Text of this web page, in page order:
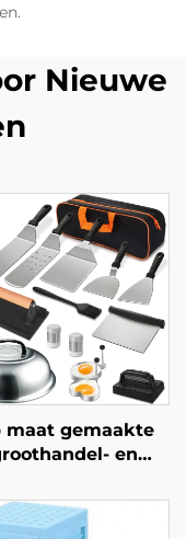
Nieuwe
maat gemaakte
en
gereedschapsset
buitengebruik: